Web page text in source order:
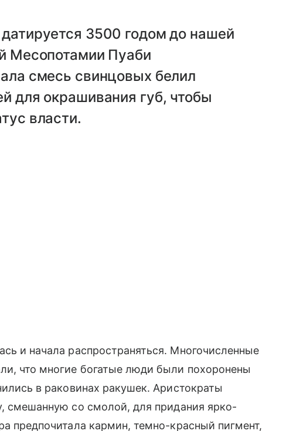
3500 годом до нашей
Месопотамии Пуаби
смесь свинцовых белил
для окрашивания губ, чтобы
власти.
и начала распространяться. Многочисленные
что многие богатые люди были похоронены
в раковинах ракушек. Аристократы
смешанную со смолой, для придания ярко-
предпочитала кармин, темно-красный пигмент,